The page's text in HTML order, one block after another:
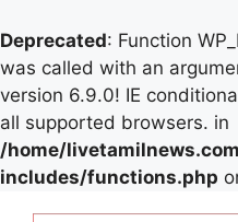
Deprecated: Function
was called with an
version 6.9.0! IE
all supported browsers. in
/home/
includes/functions.php